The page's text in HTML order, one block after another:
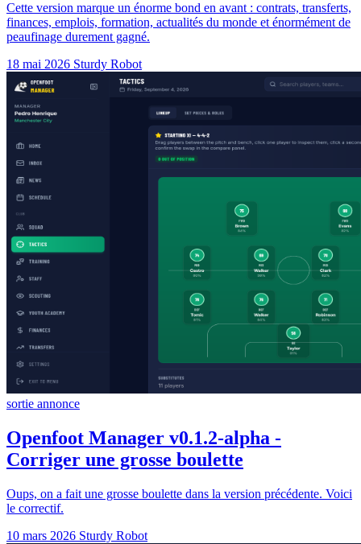
Cette version marque un énorme bond en avant : contrats, transferts,
finances, emplois, formation, actualités du monde et énormément de
peaufinage durement gagné.
18 mai 2026 Sturdy Robot
sortie annonce
Openfoot Manager v0.1.2-alpha -
Corriger une grosse boulette
Oups, on a fait une grosse boulette dans la version précédente. Voici
le correctif.
10 mars 2026 Sturdy Robot